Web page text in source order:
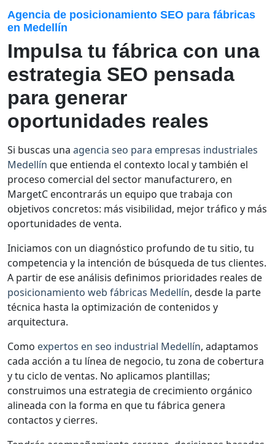
Agencia de posicionamiento SEO para fábricas
en Medellín
Impulsa tu fábrica con una
estrategia SEO pensada
para generar
oportunidades reales
Si buscas una agencia seo para empresas industriales
Medellín que entienda el contexto local y también el
proceso comercial del sector manufacturero, en
MargetC encontrarás un equipo que trabaja con
objetivos concretos: más visibilidad, mejor tráfico y más
oportunidades de venta.
Iniciamos con un diagnóstico profundo de tu sitio, tu
competencia y la intención de búsqueda de tus clientes.
A partir de ese análisis definimos prioridades reales de
posicionamiento web fábricas Medellín, desde la parte
técnica hasta la optimización de contenidos y
arquitectura.
Como expertos en seo industrial Medellín, adaptamos
cada acción a tu línea de negocio, tu zona de cobertura
y tu ciclo de ventas. No aplicamos plantillas;
construimos una estrategia de crecimiento orgánico
alineada con la forma en que tu fábrica genera
contactos y cierres.